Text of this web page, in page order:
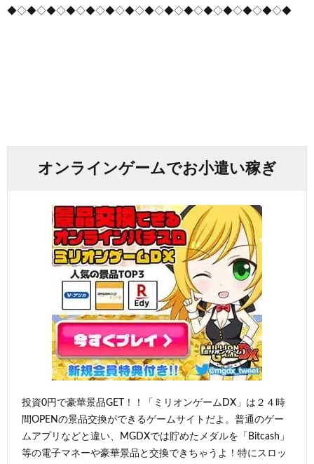
◆◇◆◇◆◇◆◇◆◇◆◇◆◇◆◇◆◇◆◇◆◇◆◇◆◇◆◇◆
オンラインゲームでお小遣い稼ぎ
投資0円で豪華景品GET！！「ミリオンゲームDX」は２４時
間OPENの景品交換ができるゲームサイトだよ。普通のゲー
ムアプリなどと違い、MGDXでは貯めたメダルを「Bitcash」
等の電子マネーや豪華景品と交換できちゃうよ！特にスロッ